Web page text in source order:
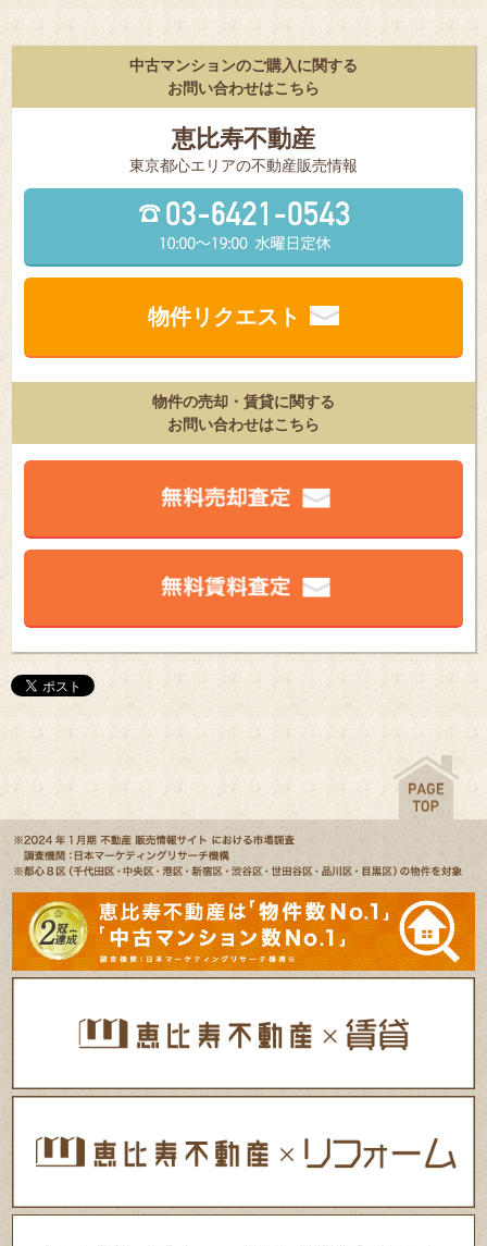
中古マンションのご購入に関する
お問い合わせはこちら
恵比寿不動産
東京都⼼エリアの不動産販売情報
物件リクエスト
物件の売却・賃貸に関する
お問い合わせはこちら